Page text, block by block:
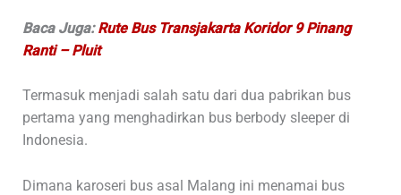
Baca Juga:Rute Bus Transjakarta Koridor 9 Pinang
Ranti – Pluit
Termasuk menjadi salah satu dari dua pabrikan bus
pertama yang menghadirkan bus berbody sleeper di
Indonesia.
Dimana karoseri bus asal Malang ini menamai bus